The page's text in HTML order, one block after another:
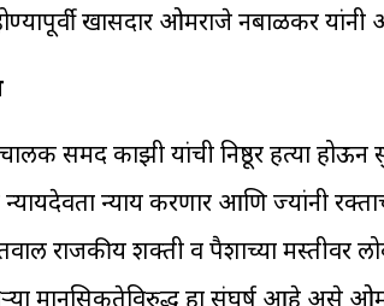
खासदार ओमराजे निंबाळकर
समद काझी यांची निष्ठूर हत्या होऊन
न्याय करणार आणि ज्यांनी
राजकीय शक्ती व पैशाच्या मस्तीवर
मानसिकतेविरुद्ध हा संघर्ष आहे असे